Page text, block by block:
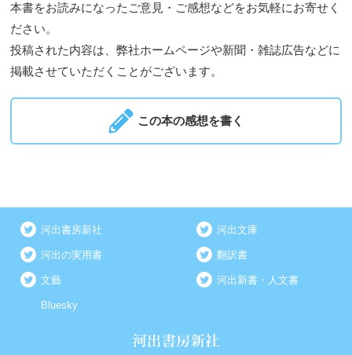
本書をお読みになったご意見・ご感想などをお気軽にお寄せく
ださい。
投稿された内容は、弊社ホームページや新聞・雑誌広告などに
掲載させていただくことがございます。
この本の感想を書く
河出書房新社 河出文庫
河出の実用書 翻訳書
文藝 河出新書・人文書
Bluesky